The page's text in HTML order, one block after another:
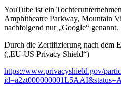
YouTube ist ein
Amphitheatre Parkway, Mountain
nachfolgend nur „Google“ genannt.
Durch die Zertifizierung nach dem
(„EU-US Privacy Shield“)
https://www.privacyshield.gov/